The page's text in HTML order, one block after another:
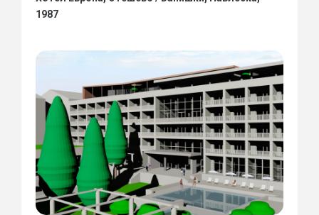
1987